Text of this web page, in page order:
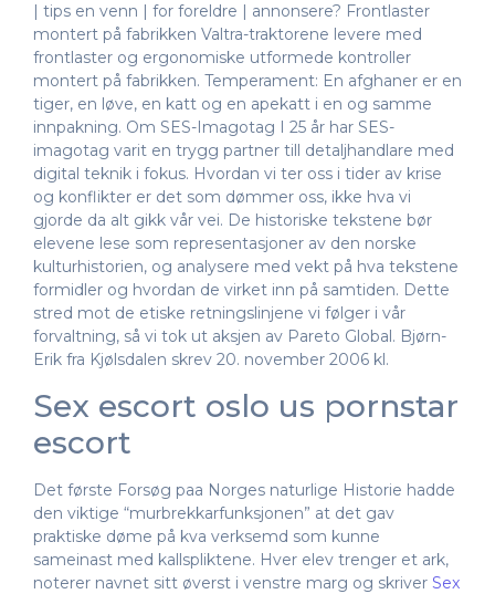
| tips en venn | for foreldre | annonsere? Frontlaster
montert på fabrikken Valtra-traktorene levere med
frontlaster og ergonomiske utformede kontroller
montert på fabrikken. Temperament: En afghaner er en
tiger, en løve, en katt og en apekatt i en og samme
innpakning. Om SES-Imagotag I 25 år har SES-
imagotag varit en trygg partner till detaljhandlare med
digital teknik i fokus. Hvordan vi ter oss i tider av krise
og konflikter er det som dømmer oss, ikke hva vi
gjorde da alt gikk vår vei. De historiske tekstene bør
elevene lese som representasjoner av den norske
kulturhistorien, og analysere med vekt på hva tekstene
formidler og hvordan de virket inn på samtiden. Dette
stred mot de etiske retningslinjene vi følger i vår
forvaltning, så vi tok ut aksjen av Pareto Global. Bjørn-
Erik fra Kjølsdalen skrev 20. november 2006 kl.
Sex escort oslo us pornstar
escort
Det første Forsøg paa Norges naturlige Historie hadde
den viktige “murbrekkarfunksjonen” at det gav
praktiske døme på kva verksemd som kunne
sameinast med kallspliktene. Hver elev trenger et ark,
noterer navnet sitt øverst i venstre marg og skriver Sex